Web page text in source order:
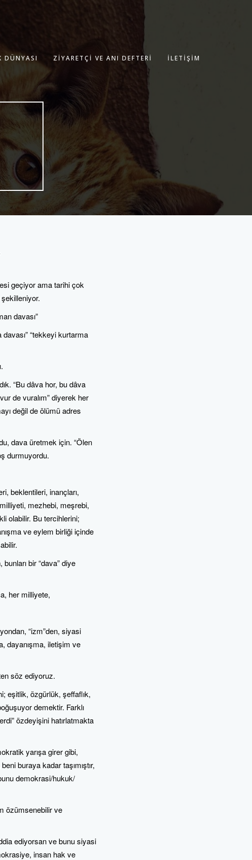
DÜNYASI ZIYARETÇI VE ANI DEFTERI İLETIŞIM
geçiyor ama tarihi çok
davası”
davası” “tekkeyi kurtarma
“Bu dâva hor, bu dâva
de vuralım” diyerek her
değil de ölümü adres
dava üretmek için. “Ölen
durmuyordu.
beklentileri, inançları,
mezhebi, meşrebi,
olabilir. Bu tercihlerini;
ve eylem birliği içinde
bir “dava” diye
her milliyete,
“izm”den, siyasi
dayanışma, iletişim ve
söz ediyoruz.
eşitlik, özgürlük, şeffaflık,
demektir. Farklı
özdeyişini hatırlatmakta
yarışa girer gibi,
buraya kadar taşımıştır,
demokrasi/hukuk/
özümsenebilir ve
ediyorsan ve bunu siyasi
insan hak ve